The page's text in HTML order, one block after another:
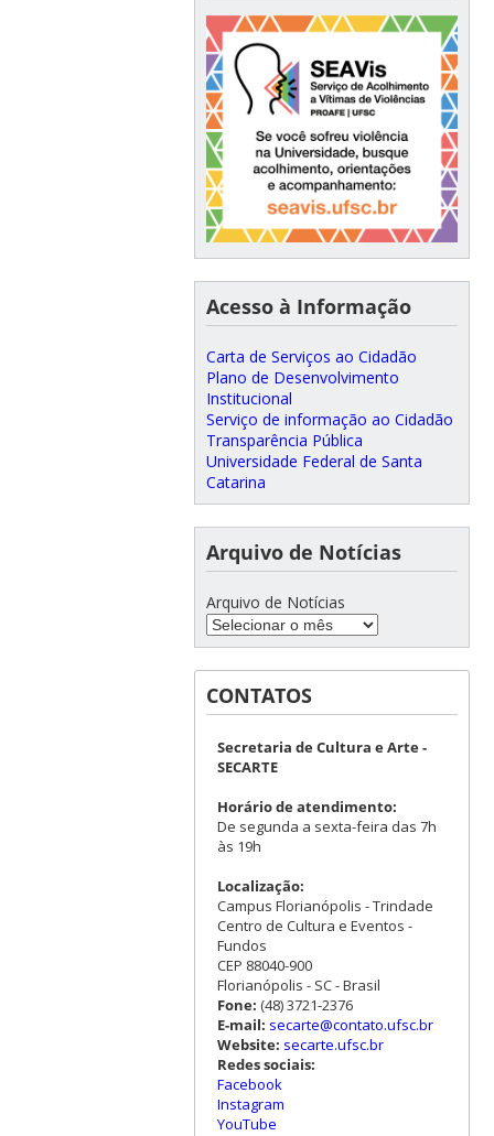
Acesso à Informação
Carta de Serviços ao Cidadão
Plano de Desenvolvimento
Institucional
Serviço de informação ao Cidadão
Transparência Pública
Universidade Federal de Santa
Catarina
Arquivo de Notícias
Arquivo de Notícias
CONTATOS
Secretaria de Cultura e Arte -
SECARTE
Horário de atendimento:
De segunda a sexta-feira das 7h
às 19h
Localização:
Campus Florianópolis - Trindade
Centro de Cultura e Eventos -
Fundos
CEP 88040-900
Florianópolis - SC - Brasil
Fone: (48) 3721-2376
E-mail: secarte@contato.ufsc.br
Website: secarte.ufsc.br
Redes sociais:
Facebook
Instagram
YouTube